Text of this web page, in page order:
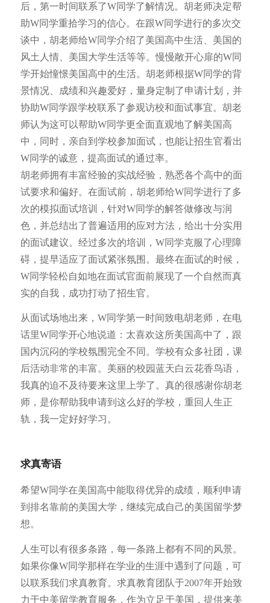
后，第一时间联系了W同学了解情况。胡老师决定帮
助W同学重拾学习的信心。在跟W同学进行的多次交
谈中，胡老师给W同学介绍了美国高中生活、美国的
风土人情、美国大学生活等等。慢慢敞开心扉的W同
学开始憧憬美国高中的生活。胡老师根据W同学的背
景情况、成绩和兴趣爱好，量身定制了申请计划，并
协助W同学跟学校联系了参观访校和面试事宜。胡老
师认为这可以帮助W同学更全面直观地了解美国高
中，同时，亲自到学校参加面试，也能让招生官看出
W同学的诚意，提高面试的通过率。
胡老师拥有丰富经验的实战经验，熟悉各个高中的面
试要求和偏好。在面试前，胡老师给W同学进行了多
次的模拟面试培训，针对W同学的解答做修改与润
色，并总结出了普遍适用的应对方法，给出十分实用
的面试建议。经过多次的培训，W同学克服了心理障
碍，提早适应了面试紧张氛围。最终在面试的时候，
W同学轻松自如地在面试官面前展现了一个自然而真
实的自我，成功打动了招生官。
从面试场地出来，W同学第一时间致电胡老师，在电
话里W同学开心地说道：太喜欢这所美国高中了，跟
国内沉闷的学校氛围完全不同。学校有众多社团，课
后活动非常的丰富。美丽的校园蓝天白云花香鸟语，
我真的迫不及待要来这里上学了。真的很感谢你胡老
师，是你帮助我申请到这么好的学校，重回人生正
轨，我一定好好学习。
求真寄语
希望W同学在美国高中能取得优异的成绩，顺利申请
到排名靠前的美国大学，继续完成自己的美国留学梦
想。
人生可以有很多条路，每一条路上都有不同的风景。
如果你像W同学那样在学业的生涯中遇到了问题，可
以联系我们求真教育。求真教育团队于2007年开始致
力于中美留学教育服务，作为立足于美国，提供来美